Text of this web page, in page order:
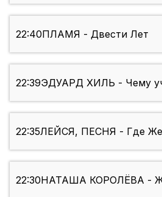
22:40ПЛАМЯ - Двести Лет
22:39ЭДУАРД ХИЛЬ - Чему
22:35ЛЕЙСЯ, ПЕСНЯ - Где
22:30НАТАША КОРОЛЁВА -